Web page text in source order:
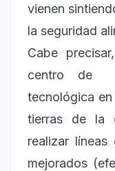
vienen
la seguridad
Cabe
centro de
tecnológica
tierras de la
realizar
mejorados